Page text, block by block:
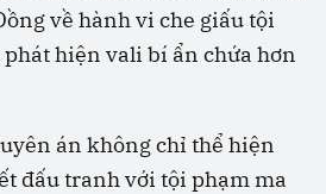
về hành vi che giấu tội
hiện vali bí ẩn chứa hơn
án không chỉ thể hiện
đấu tranh với tội phạm ma